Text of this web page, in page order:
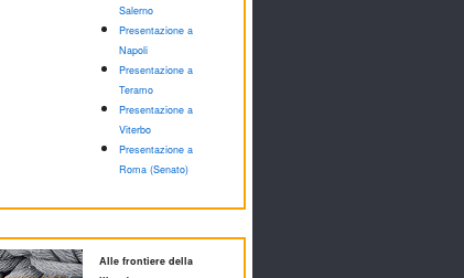
Salerno
Presentazione a
Napoli
Presentazione a
Teramo
Presentazione a
Viterbo
Presentazione a
Roma (Senato)
Alle frontiere della